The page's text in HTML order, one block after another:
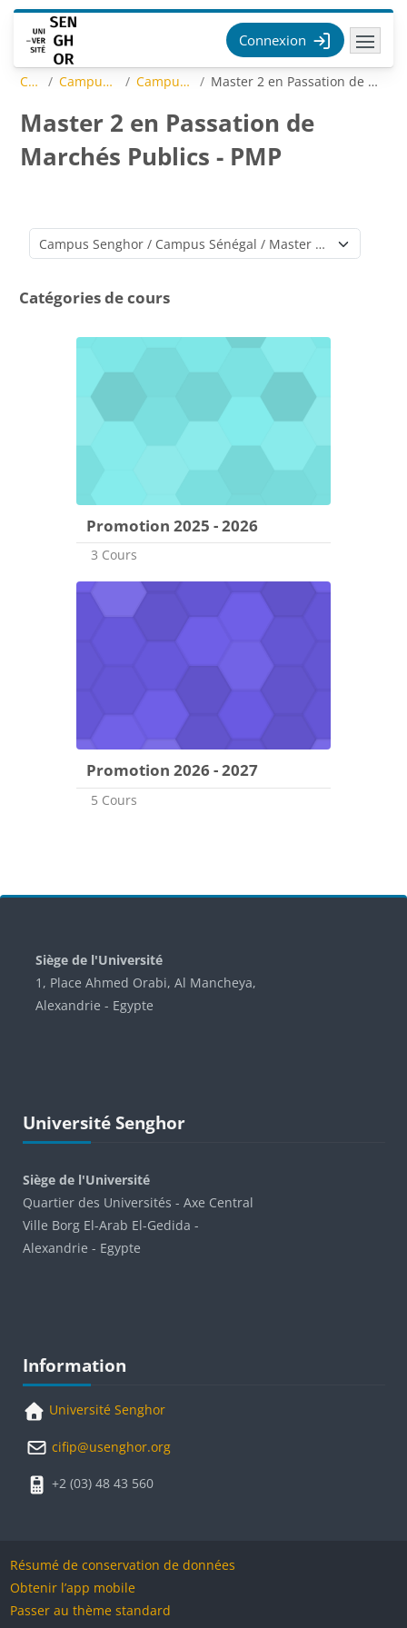
Passer au contenu principal
Connexion
Cours Campus Senghor Campus Sénégal Master 2 en Passation de Marchés Publics - PMP
Master 2 en Passation de
Marchés Publics - PMP
Catégories de cours
Catégories de cours
Promotion 2025 - 2026
3 Cours
Promotion 2026 - 2027
5 Cours
Siège de l'Université
1, Place Ahmed Orabi, Al Mancheya,
Alexandrie - Egypte
Université Senghor
Siège de l'Université
Quartier des Universités - Axe Central
Ville Borg El-Arab El-Gedida -
Alexandrie - Egypte
Blocs
Information
Université Senghor
cifip@usenghor.org
+2 (03) 48 43 560
Résumé de conservation de données
Obtenir l’app mobile
Passer au thème standard